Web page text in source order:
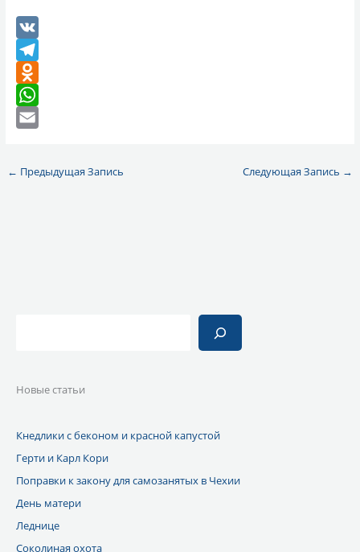
V
K
eO
dW
← Предыдущая Запись Следующая Запись →
Новые статьи
Кнедлики с беконом и красной капустой
Герти и Карл Кори
Поправки к закону для самозанятых в Чехии
День матери
Леднице
Соколиная охота